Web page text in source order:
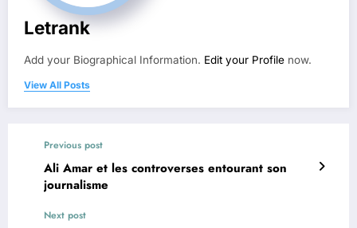
Letrank
Add your Biographical Information. Edit your Profile now.
View All Posts
Previous post
Ali Amar et les controverses entourant son
journalisme
Next post